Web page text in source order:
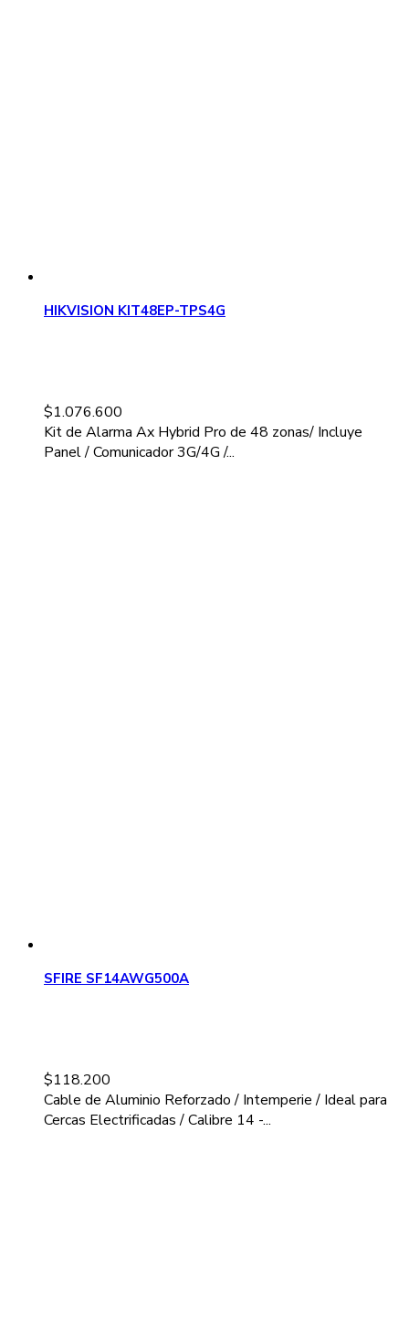
HIKVISION KIT48EP-TPS4G
$1.076.600
Kit de Alarma Ax Hybrid Pro de 48 zonas/ Incluye
Panel / Comunicador 3G/4G /...
SFIRE SF14AWG500A
$118.200
Cable de Aluminio Reforzado / Intemperie / Ideal para
Cercas Electrificadas / Calibre 14 -...